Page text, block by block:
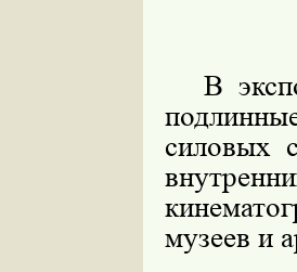
В
силовых
музеев и